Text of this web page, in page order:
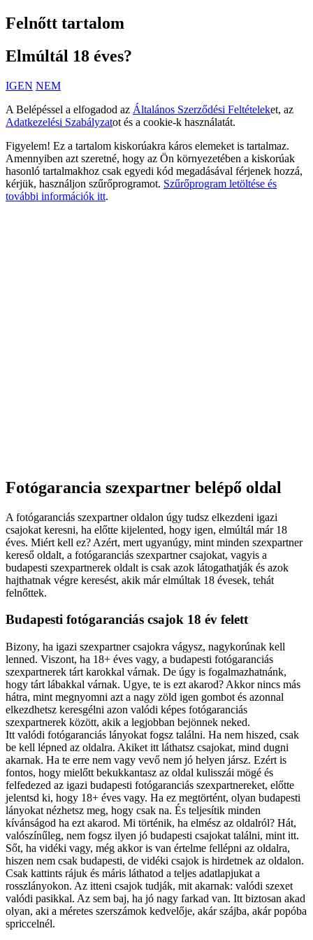
Felnőtt tartalom
Elmúltál 18 éves?
IGEN NEM
A Belépéssel a elfogadod az Általános Szerződési Feltételeket, az
Adatkezelési Szabályzatot és a cookie-k használatát.
Figyelem! Ez a tartalom kiskorúakra káros elemeket is tartalmaz.
Amennyiben azt szeretné, hogy az Ön környezetében a kiskorúak
hasonló tartalmakhoz csak egyedi kód megadásával férjenek hozzá,
kérjük, használjon szűrőprogramot. Szűrőprogram letöltése és
további információk itt.
Fotógarancia szexpartner belépő oldal
A fotógaranciás szexpartner oldalon úgy tudsz elkezdeni igazi
csajokat keresni, ha előtte kijelented, hogy igen, elmúltál már 18
éves. Miért kell ez? Azért, mert ugyanúgy, mint minden szexpartner
kereső oldalt, a fotógaranciás szexpartner csajokat, vagyis a
budapesti szexpartnerek oldalt is csak azok látogathatják és azok
hajthatnak végre keresést, akik már elmúltak 18 évesek, tehát
felnőttek.
Budapesti fotógaranciás csajok 18 év felett
Bizony, ha igazi szexpartner csajokra vágysz, nagykorúnak kell
lenned. Viszont, ha 18+ éves vagy, a budapesti fotógaranciás
szexpartnerek tárt karokkal várnak. De úgy is fogalmazhatnánk,
hogy tárt lábakkal várnak. Ugye, te is ezt akarod? Akkor nincs más
hátra, mint megnyomni azt a nagy zöld igen gombot és azonnal
elkezdhetsz keresgélni azon valódi képes fotógaranciás
szexpartnerek között, akik a legjobban bejönnek neked.
Itt valódi fotógaranciás lányokat fogsz találni. Ha nem hiszed, csak
be kell lépned az oldalra. Akiket itt láthatsz csajokat, mind dugni
akarnak. Ha te erre nem vagy vevő nem jó helyen jársz. Ezért is
fontos, hogy mielőtt bekukkantasz az oldal kulisszái mögé és
felfedezed az igazi budapesti fotógaranciás szexpartnereket, előtte
jelentsd ki, hogy 18+ éves vagy. Ha ez megtörtént, olyan budapesti
lányokat nézhetsz meg, hogy csak na. És teljesítik minden
kívánságod ha ezt akarod. Mi történik, ha elmész az oldalról? Hát,
valószínűleg, nem fogsz ilyen jó budapesti csajokat találni, mint itt.
Sőt, ha vidéki vagy, még akkor is van értelme fellépni az oldalra,
hiszen nem csak budapesti, de vidéki csajok is hirdetnek az oldalon.
Csak kattints rájuk és máris láthatod a teljes adatlapjukat a
rosszlányokon. Az itteni csajok tudják, mit akarnak: valódi szexet
valódi pasikkal. Az sem baj, ha jó nagy farkad van. Itt biztosan akad
olyan, aki a méretes szerszámok kedvelője, akár szájba, akár popóba
spriccelnél.